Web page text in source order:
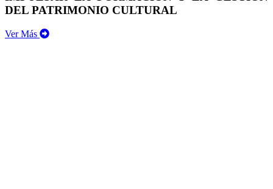
DEL PATRIMONIO CULTURAL
Ver Más